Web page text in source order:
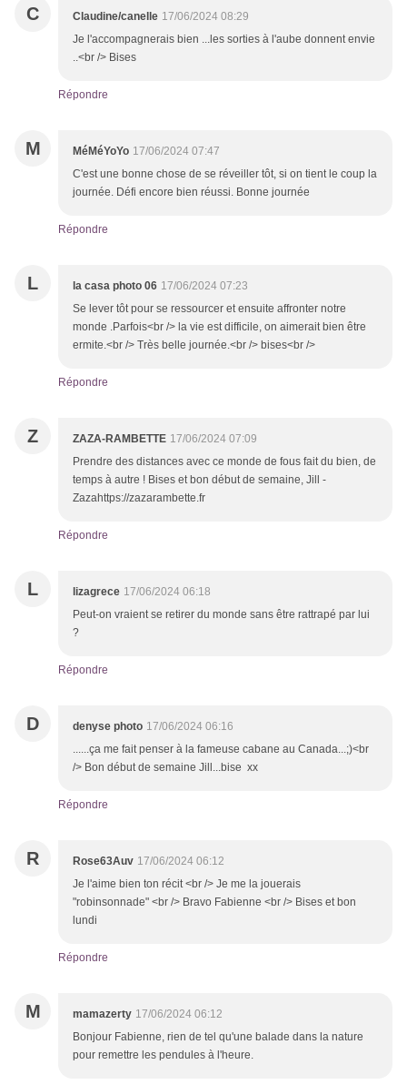
C Claudine/canelle 17/06/2024 08:29
Je l'accompagnerais bien ...les sorties à l'aube donnent envie
..<br /> Bises
Répondre
M MéMéYoYo 17/06/2024 07:47
C'est une bonne chose de se réveiller tôt, si on tient le coup la
journée. Défi encore bien réussi. Bonne journée
Répondre
L la casa photo 06 17/06/2024 07:23
Se lever tôt pour se ressourcer et ensuite affronter notre
monde .Parfois<br /> la vie est difficile, on aimerait bien être
ermite.<br /> Très belle journée.<br /> bises<br />
Répondre
Z ZAZA-RAMBETTE 17/06/2024 07:09
Prendre des distances avec ce monde de fous fait du bien, de
temps à autre ! Bises et bon début de semaine, Jill -
Zazahttps://zazarambette.fr
Répondre
L lizagrece 17/06/2024 06:18
Peut-on vraient se retirer du monde sans être rattrapé par lui
?
Répondre
D denyse photo 17/06/2024 06:16
......ça me fait penser à la fameuse cabane au Canada...;)<br
/> Bon début de semaine Jill...bise xx
Répondre
R Rose63Auv 17/06/2024 06:12
Je l'aime bien ton récit <br /> Je me la jouerais
"robinsonnade" <br /> Bravo Fabienne <br /> Bises et bon
lundi
Répondre
M mamazerty 17/06/2024 06:12
Bonjour Fabienne, rien de tel qu'une balade dans la nature
pour remettre les pendules à l'heure.